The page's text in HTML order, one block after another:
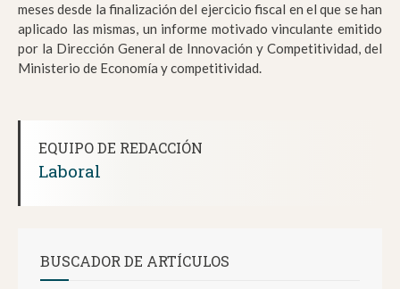
meses desde la finalización del ejercicio fiscal en el que se han
aplicado las mismas, un informe motivado vinculante emitido
por la Dirección General de Innovación y Competitividad, del
Ministerio de Economía y competitividad.
EQUIPO DE REDACCIÓN
Laboral
BUSCADOR DE ARTÍCULOS